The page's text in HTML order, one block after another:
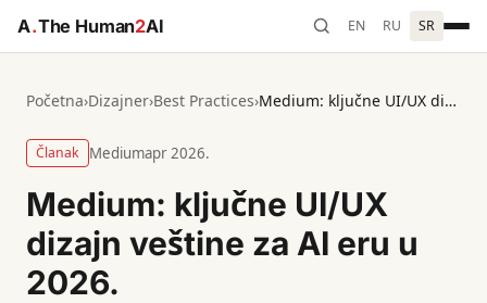
A.The Human2AI EN RU SR
Početna›Dizajner›Best Practices› Medium: ključne UI/UX dizajn veštine za AI eru u 2026.
Članak Mediumapr 2026.
Medium: ključne UI/UX
dizajn veštine za AI eru u
2026.